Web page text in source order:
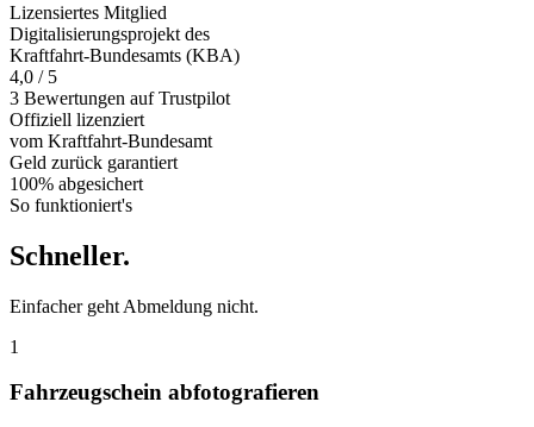
Lizensiertes Mitglied
Digitalisierungsprojekt des
Kraftfahrt-Bundesamts (KBA)
4,0 / 5
3 Bewertungen auf Trustpilot
Offiziell lizenziert
vom Kraftfahrt-Bundesamt
Geld zurück garantiert
100% abgesichert
So funktioniert's
Schneller.
Einfacher geht Abmeldung nicht.
1
Fahrzeugschein abfotografieren